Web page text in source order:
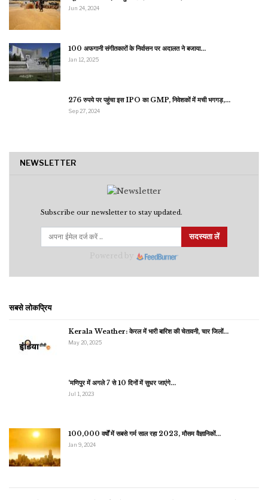
Jun 24, 2024
100 अफगानी संगीतकारों के निर्वासन पर अदालत ने बजाया…
Jan 12, 2025
276 रुपये पर पहुंचा इस IPO का GMP, निवेशकों में मची भगगड़,…
Sep 27, 2024
NEWSLETTER
Subscribe our newsletter to stay updated.
सदस्यता लें
सबसे लोकप्रिय
Kerala Weather: केरल में भारी बारिश की चेतावनी, चार जिलों…
May 20, 2025
‘मणिपुर में अगले 7 से 10 दिनों में सुधर जाएंगे…
Jul 1, 2023
100,000 वर्षों में सबसे गर्म साल रहा 2023, मौसम वैज्ञानिकों…
Jan 9, 2024